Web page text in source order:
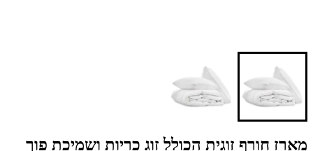
מארז חורף זוגית הכולל זוג כריות ושמיכת פוך